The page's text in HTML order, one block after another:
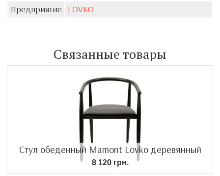
Предприятие
LOVKO
Связанные товары
Стул обеденный Mamont Lovko деревянный
8 120 грн.